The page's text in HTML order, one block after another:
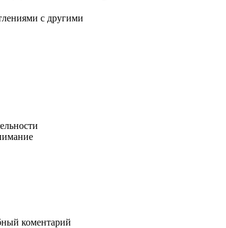
с другими
коментарий